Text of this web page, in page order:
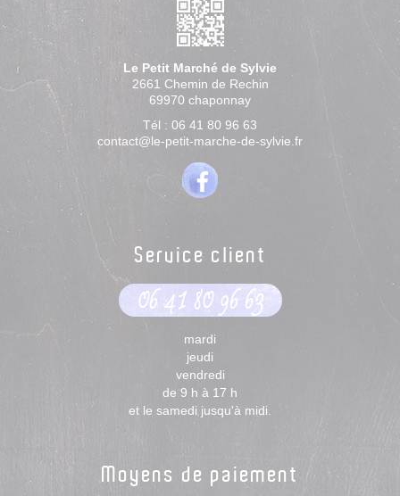
Le Petit Marché de Sylvie
2661 Chemin de Rechin
69970 chaponnay
Tél : 06 41 80 96 63
contact@le-petit-marche-de-sylvie.fr
Service client
06 41 80 96 63
mardi
jeudi
vendredi
de 9 h à 17 h
et le samedi jusqu'à midi.
Moyens de paiement